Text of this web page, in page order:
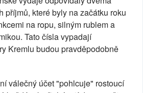
příjmů, které byly na začátku roku
na ropu, silným rublem a
Tato čísla vypadají
Kremlu budou pravděpodobně
válečný účet "pohlcuje" rostoucí